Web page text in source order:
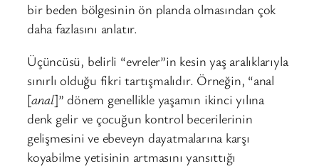
bir beden bölgesinin ön planda olmasından çok
daha fazlasını anlatır.
Üçüncüsü, belirli “evreler”in kesin yaş aralıklarıyla
sınırlı olduğu fikri tartışmalıdır. Örneğin, “anal
[anal]” dönem genellikle yaşamın ikinci yılına
denk gelir ve çocuğun kontrol becerilerinin
gelişmesini ve ebeveyn dayatmalarına karşı
koyabilme yetisinin artmasını yansıttığı